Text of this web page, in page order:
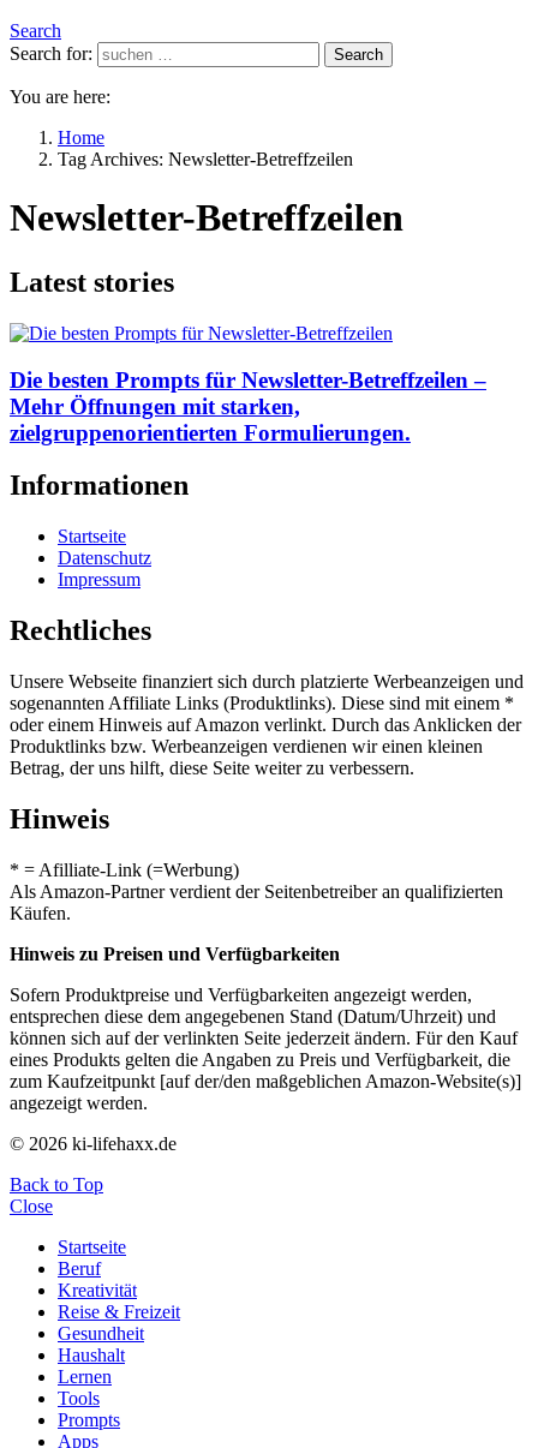
Search
Search for:
Search
You are here:
Home
Tag Archives: Newsletter-Betreffzeilen
Newsletter-Betreffzeilen
Latest stories
Die besten Prompts für Newsletter-Betreffzeilen –
Mehr Öffnungen mit starken,
zielgruppenorientierten Formulierungen.
Informationen
Startseite
Datenschutz
Impressum
Rechtliches
Unsere Webseite finanziert sich durch platzierte Werbeanzeigen und
sogenannten Affiliate Links (Produktlinks). Diese sind mit einem *
oder einem Hinweis auf Amazon verlinkt. Durch das Anklicken der
Produktlinks bzw. Werbeanzeigen verdienen wir einen kleinen
Betrag, der uns hilft, diese Seite weiter zu verbessern.
Hinweis
* = Afilliate-Link (=Werbung)
Als Amazon-Partner verdient der Seitenbetreiber an qualifizierten
Käufen.
Hinweis zu Preisen und Verfügbarkeiten
Sofern Produktpreise und Verfügbarkeiten angezeigt werden,
entsprechen diese dem angegebenen Stand (Datum/Uhrzeit) und
können sich auf der verlinkten Seite jederzeit ändern. Für den Kauf
eines Produkts gelten die Angaben zu Preis und Verfügbarkeit, die
zum Kaufzeitpunkt [auf der/den maßgeblichen Amazon-Website(s)]
angezeigt werden.
© 2026 ki-lifehaxx.de
Back to Top
Close
Startseite
Beruf
Kreativität
Reise & Freizeit
Gesundheit
Haushalt
Lernen
Tools
Prompts
Apps